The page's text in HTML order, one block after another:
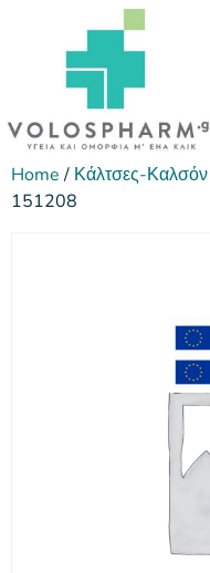
Home/ Κάλτσες-Καλσόν
151208